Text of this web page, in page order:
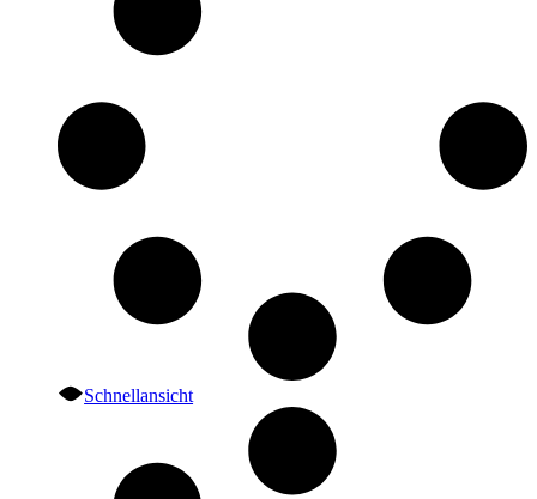
Schnellansicht